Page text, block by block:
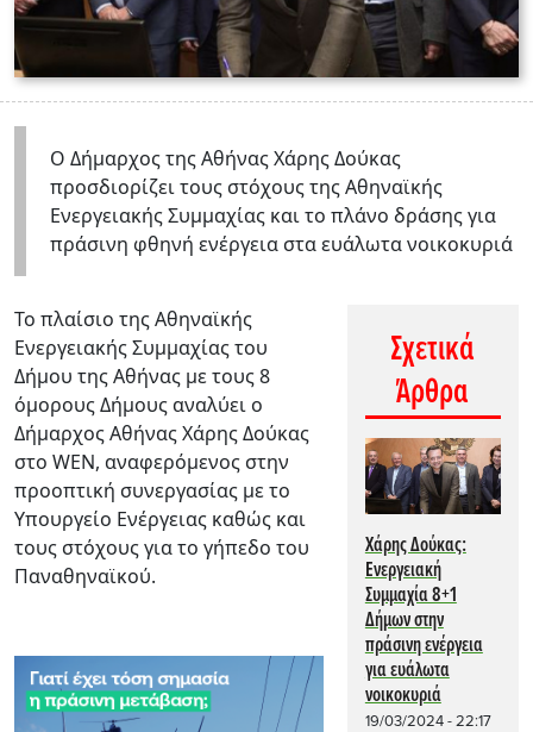
Ο Δήμαρχος της Αθήνας Χάρης Δούκας
προσδιορίζει τους στόχους της Αθηναϊκής
Ενεργειακής Συμμαχίας και το πλάνο δράσης για
πράσινη φθηνή ενέργεια στα ευάλωτα νοικοκυριά
Σχετικά
Άρθρα
Χάρης Δούκας:
Ενεργειακή
Συμμαχία 8+1
Δήμων στην
πράσινη ενέργεια
για ευάλωτα
νοικοκυριά
19/03/2024 - 22:17
Το πλαίσιο της Αθηναϊκής
Ενεργειακής Συμμαχίας του
Δήμου της Αθήνας με τους 8
όμορους Δήμους αναλύει ο
Δήμαρχος Αθήνας Χάρης Δούκας
στο WEN, αναφερόμενος στην
προοπτική συνεργασίας με το
Υπουργείο Ενέργειας καθώς και
τους στόχους για το γήπεδο του
Παναθηναϊκού.